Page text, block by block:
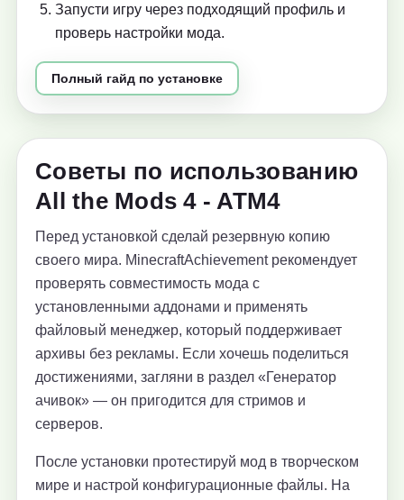
Запусти игру через подходящий профиль и
проверь настройки мода.
Полный гайд по установке
Советы по использованию
All the Mods 4 - ATM4
Перед установкой сделай резервную копию
своего мира. MinecraftAchievement рекомендует
проверять совместимость мода с
установленными аддонами и применять
файловый менеджер, который поддерживает
архивы без рекламы. Если хочешь поделиться
достижениями, загляни в раздел «Генератор
ачивок» — он пригодится для стримов и
серверов.
После установки протестируй мод в творческом
мире и настрой конфигурационные файлы. На